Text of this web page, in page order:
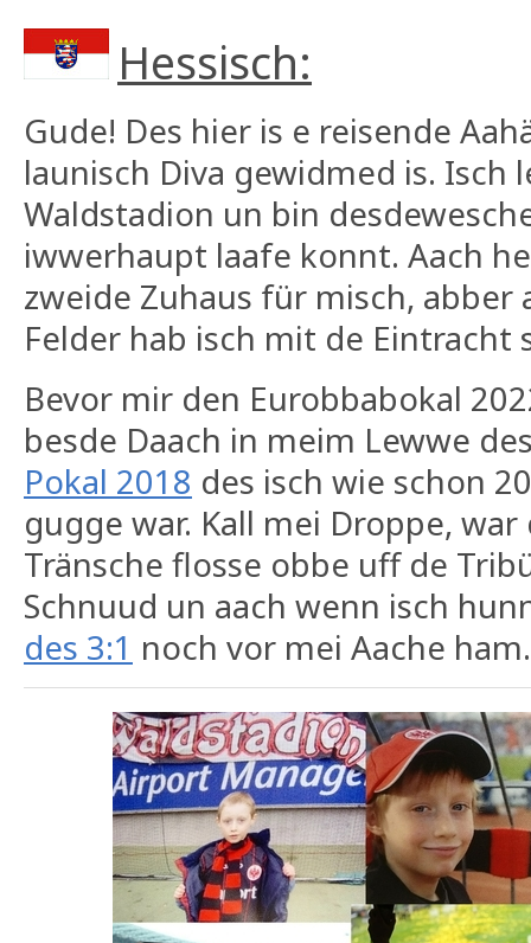
Hessisch:
Gude! Des hier is e reisende
launisch Diva gewidmed is. Isch
Waldstadion un bin
iwwerhaupt laafe konnt. Aach
zweide Zuhaus für misch, abber
Felder hab isch mit de Eintracht
Bevor mir den Eurobbabokal
besde Daach in meim Lewwe
Pokal 2018 des isch wie schon
gugge war. Kall mei Droppe, war
Tränsche flosse obbe uff de
Schnuud un aach wenn isch
des 3:1 noch vor mei Aache ham.